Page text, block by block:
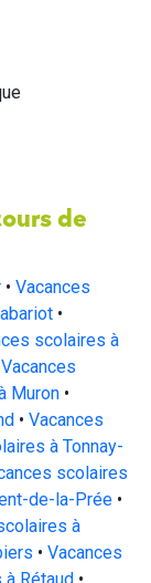
de
• Vacances
•
scolaires à
Vacances
Muron •
• Vacances
à Tonnay-
scolaires
de-la-Prée •
à
• Vacances